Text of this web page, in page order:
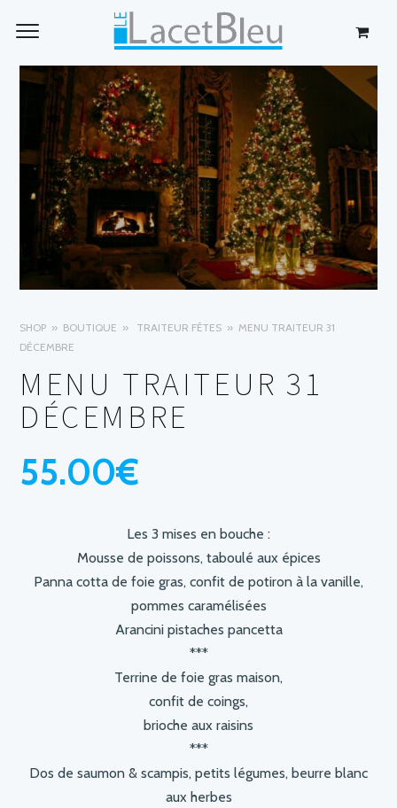
SHOP BOUTIQUE TRAITEUR FÊTES
MENU TRAITEUR 31
DÉCEMBRE
MENU TRAITEUR 31
DÉCEMBRE
55.00€
Les 3 mises en bouche :
Mousse de poissons, taboulé aux épices
Panna cotta de foie gras, confit de potiron à la vanille,
pommes caramélisées
Arancini pistaches pancetta
***
Terrine de foie gras maison,
confit de coings,
brioche aux raisins
***
Dos de saumon & scampis, petits légumes, beurre blanc
aux herbes